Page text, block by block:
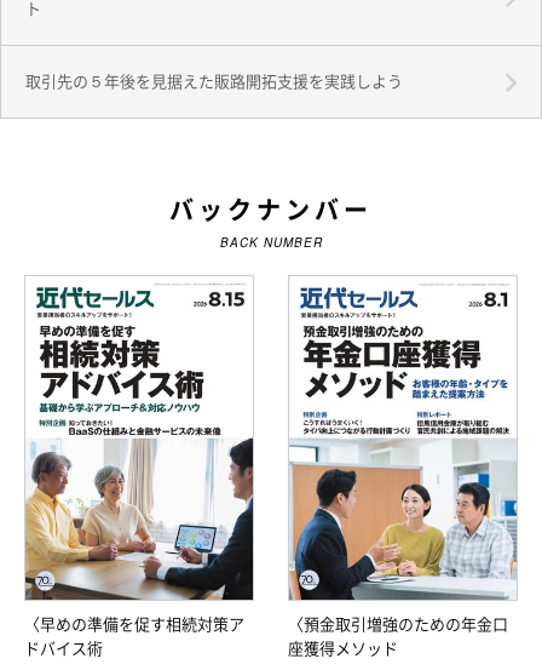
ト
取引先の５年後を見据えた販路開拓支援を実践しよう
バックナンバー
BACK NUMBER
〈早めの準備を促す相続対策ア
ドバイス術
〈預金取引増強のための年金口
座獲得メソッド